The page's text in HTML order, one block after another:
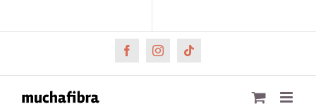
al
FacebookInstagramTiktok